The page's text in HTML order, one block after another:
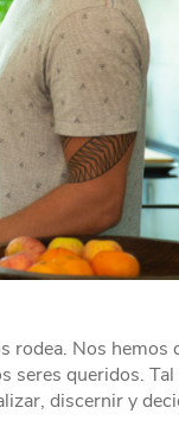
rodea. Nos hemos
seres queridos. Tal
discernir y